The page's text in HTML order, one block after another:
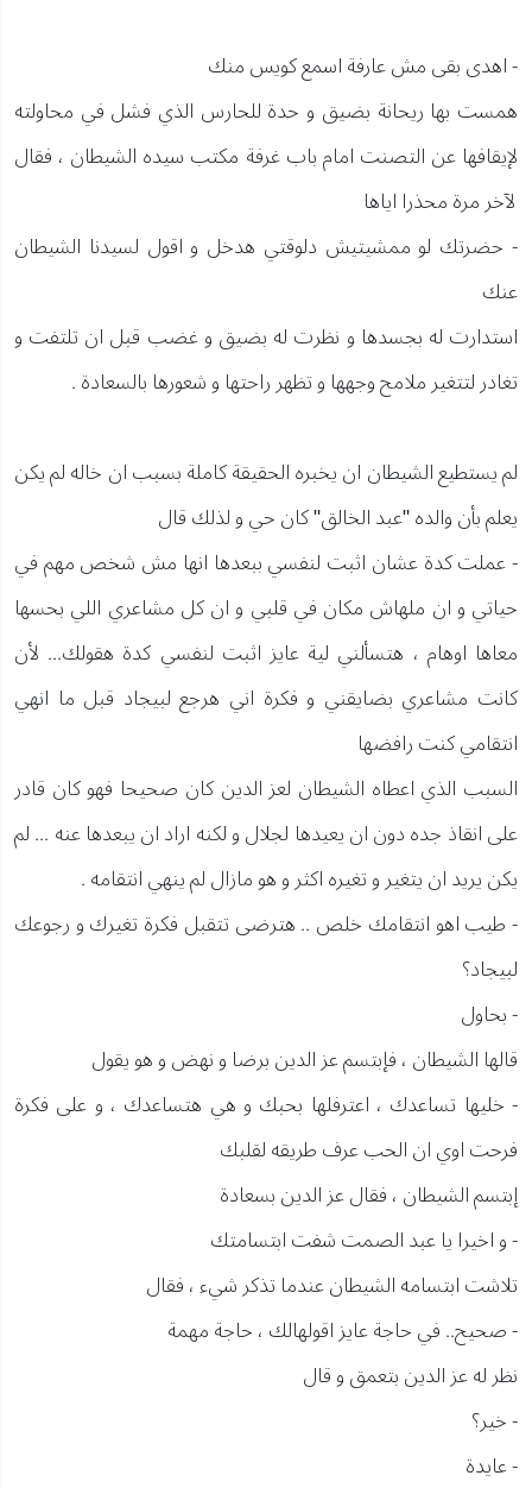
- اهدى بقى مش عارفة اسمع كويس منك
همست بها ريحانة بضيق و حدة للحارس الذي فشل في محاولته
لإيقافها عن التصنت امام باب غرفة مكتب سيده الشيطان ، فقال
لآخر مرة محذرا اياها
- حضرتك لو ممشيتيش دلوقتي هدخل و اقول لسيدنا الشيطان
عنك
استدارت له بجسدها و نظرت له بضيق و غضب قبل ان تلتفت و
تغادر لتتغير ملامح وجهها و تظهر راحتها و شعورها بالسعادة .
لم يستطيع الشيطان ان يخبره الحقيقة كاملة بسبب ان خاله لم يكن
يعلم بأن والده "عبد الخالق" كان حي و لذلك قال
- عملت كدة عشان اثبت لنفسي ببعدها انها مش شخص مهم في
حياتي و ان ملهاش مكان في قلبي و ان كل مشاعري اللي بحسها
معاها اوهام ، هتسألني لية عايز اثبت لنفسي كدة هقولك... لأن
كانت مشاعري بضايقني و فكرة اني هرجع لبيجاد قبل ما انهي
انتقامي كنت رافضها
السبب الذي اعطاه الشيطان لعز الدين كان صحيحا فهو كان قادر
على انقاذ جده دون ان يعيدها لجلال و لكنه اراد ان يبعدها عنه ... لم
يكن يريد ان يتغير و تغيره اكثر و هو مازال لم ينهي انتقامه .
- طيب اهو انتقامك خلص .. هترضى تتقبل فكرة تغيرك و رجوعك
لبيجاد؟
- بحاول
قالها الشيطان ، فإبتسم عز الدين برضا و نهض و هو يقول
- خليها تساعدك ، اعترفلها بحبك و هي هتساعدك ، و على فكرة
فرحت اوي ان الحب عرف طريقه لقلبك
إبتسم الشيطان ، فقال عز الدين بسعادة
- و اخيرا يا عبد الصمت شفت ابتسامتك
تلاشت ابتسامه الشيطان عندما تذكر شيء ، فقال
- صحيح.. في حاجة عايز اقولهالك ، حاجة مهمة
نظر له عز الدين بتعمق و قال
- خير؟
- عايدة